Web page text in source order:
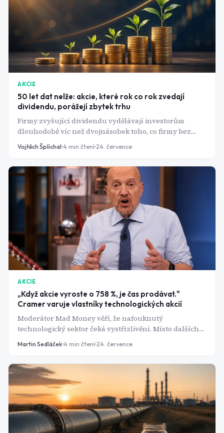
AKCIE
50 let dat nelže: akcie, které rok co rok zvedají
dividendu, porážejí zbytek trhu
Firmy zvyšující dividendu vydělávají investorům
dlouhodobě víc než dvojnásobek toho, co firmy bez
dividendy - a s nižším rizikem. Jak přesně dividend
growth investing funguje?
Vojtěch Šplíchal 4 min čtení 24. července
AKCIE
„Když akcie vyroste o 758 %, je čas prodávat."
Cramer varuje vlastníky technologických akcií
Moderátor Mad Money věří, že nafouknutý
technologický sektor čeká vystřízlivění. Místo dalších
násobky zisku a farmaceutického lídra v boji o
Martin Sedláček 4 min čtení 24. července